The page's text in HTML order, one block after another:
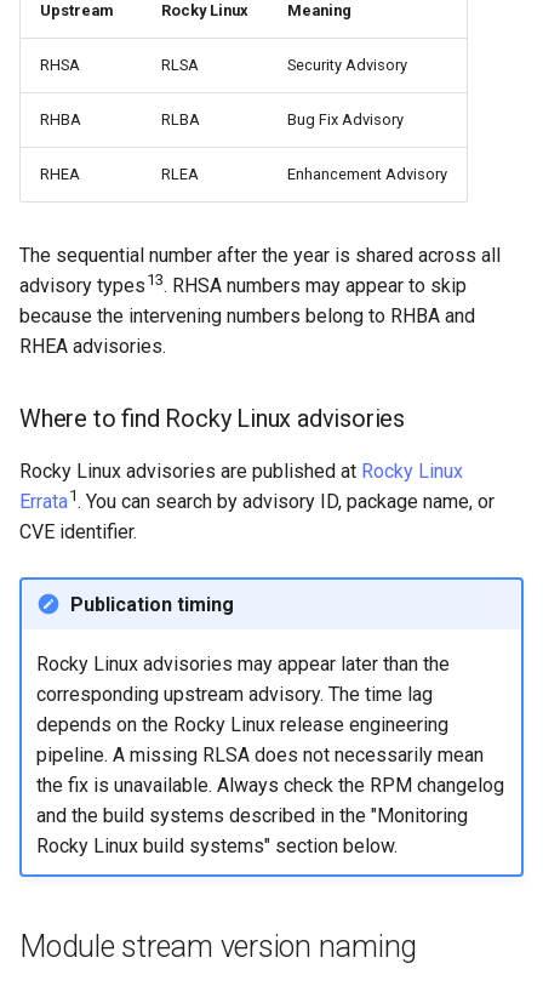
Upstream Rocky Linux Meaning
RHSA RLSA Security Advisory
RHBA RLBA Bug Fix Advisory
RHEA RLEA Enhancement Advisory
The sequential number after the year is shared across all
advisory types 13. RHSA numbers may appear to skip
because the intervening numbers belong to RHBA and
RHEA advisories.
Where to find Rocky Linux advisories
Rocky Linux advisories are published at Rocky Linux
Errata1. You can search by advisory ID, package name, or
CVE identifier.
Publication timing
Rocky Linux advisories may appear later than the
corresponding upstream advisory. The time lag
depends on the Rocky Linux release engineering
pipeline. A missing RLSA does not necessarily mean
the fix is unavailable. Always check the RPM changelog
and the build systems described in the "Monitoring
Rocky Linux build systems" section below.
Module stream version naming